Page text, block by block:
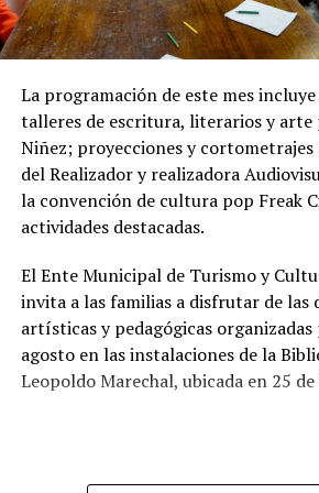
utilización de pozos absorbentes y
preservar las napas de agua
mejorar las condiciones de higiene y
vecinos.
Tras la apertura de sobres, el
recorrido administrativo con la
Comisión de Estudio de Ofertas y
tendrá a su cargo la evaluación de las
obra.
La programación de este mes
talleres de escritura, literarios y arte
Niñez; proyecciones y
del Realizador y realizadora
la convención de cultura pop Freak
actividades destacadas.
El Ente Municipal de Turismo y
invita a las familias a disfrutar de las
artísticas y pedagógicas organizadas
agosto en las instalaciones de la
Leopoldo Marechal, ubicada en 25